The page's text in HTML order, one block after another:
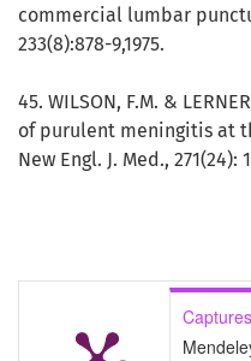
Captures
commercial lumbar
233(8):878-9,1975.
45. WILSON, F.M. &
of purulent meningitis at
New Engl. J. Med., 271(24):